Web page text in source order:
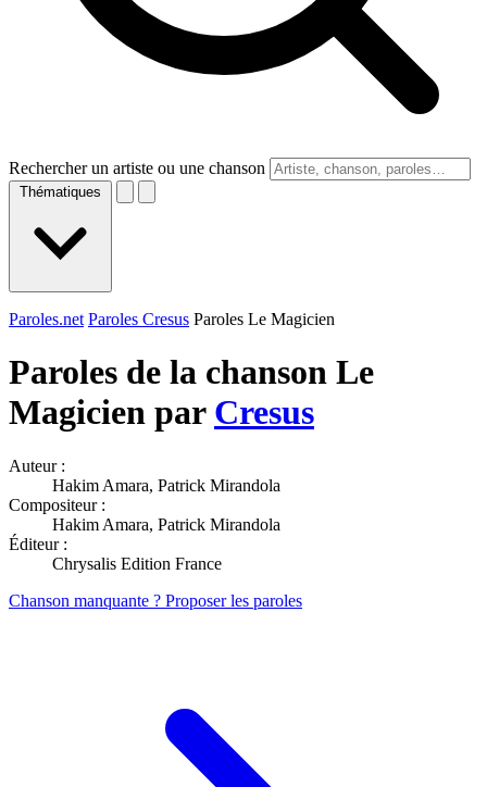
Rechercher un artiste ou une chanson
Thématiques
Paroles.net Paroles Cresus Paroles Le Magicien
Paroles de la chanson Le
Magicien par Cresus
Auteur :
Hakim Amara, Patrick Mirandola
Compositeur :
Hakim Amara, Patrick Mirandola
Éditeur :
Chrysalis Edition France
Chanson manquante ? Proposer les paroles